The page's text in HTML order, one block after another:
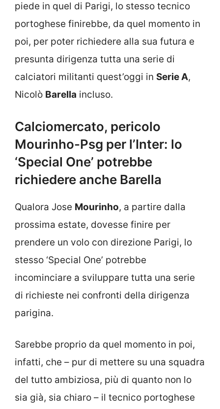
piede in quel di Parigi, lo stesso tecnico
portoghese finirebbe, da quel momento in
poi, per poter richiedere alla sua futura e
presunta dirigenza tutta una serie di
calciatori militanti quest’oggi in Serie A,
Nicolò Barella incluso.
Calciomercato, pericolo
Mourinho-Psg per l’Inter: lo
‘Special One’ potrebbe
richiedere anche Barella
Qualora Jose Mourinho, a partire dalla
prossima estate, dovesse finire per
prendere un volo con direzione Parigi, lo
stesso ‘Special One’ potrebbe
incominciare a sviluppare tutta una serie
di richieste nei confronti della dirigenza
parigina.
Sarebbe proprio da quel momento in poi,
infatti, che – pur di mettere su una squadra
del tutto ambiziosa, più di quanto non lo
sia già, sia chiaro – il tecnico portoghese